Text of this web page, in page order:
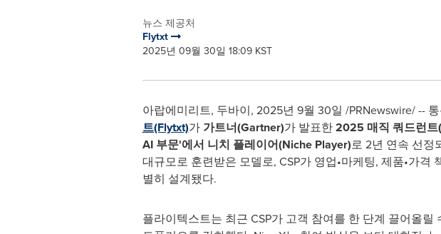
뉴스 제공처
Flytxt
2025년 09월 30일 18:09 KST
아랍에미리트, 두바이, 2025년 9월 30일 /PRNewswire/ --
트(Flytxt)가 가트너(Gartner)가 발표한2025 매직 쿼드런트(
AI 부문'에서 니치 플레이어(Niche Player)로 2년 연속 선정
대규모로 훈련받은 모델로, CSP가 영업•마케팅, 제품•가
별히 설계됐다.
플라이텍스트는 최근 CSP가 고객 참여를 한 단계 끌어올